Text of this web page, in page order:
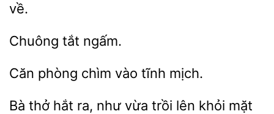
về.
phòng vào tĩnh
Bà thở hắt ra, như vừa
khỏi